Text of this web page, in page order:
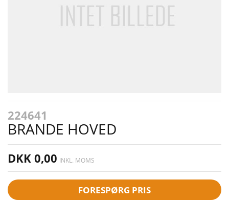
224641
BRANDE HOVED
DKK 0,00 INKL. MOMS
FORESPØRG PRIS